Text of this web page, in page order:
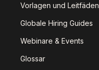
Vorlagen und Leitfäden
Globale Hiring Guides
Webinare & Events
Glossar